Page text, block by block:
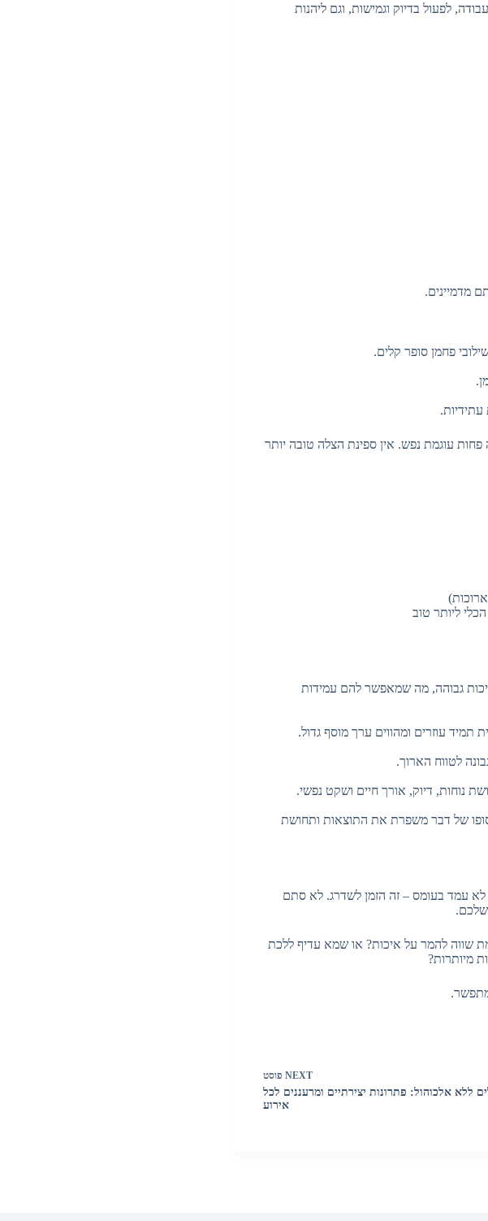
לפעול בדיוק וגמישות, וגם ליהנות
מדמיינים.
פחמן סופר קלים.
עתידיות.
עוגמת נפש. אין ספינת הצלה טובה יותר
ליותר טוב
גבוהה, מה שמאפשר להם עמידות
עוזרים ומהווים ערך מוסף גדול.
לטווח הארוך.
נוחות, דיוק, אורך חיים ושקט נפשי.
של דבר משפרת את התוצאות ותחושת
עמד בעומס – זה הזמן לשדרג. לא סתם
שלכם.
שווה להמר על איכות? או שמא עדיף ללכת
מיותרות?
מתפשר.
NEXT פוסט
ללא אלכוהול: פתרונות יצירתיים ומרעננים לכל
אירוע